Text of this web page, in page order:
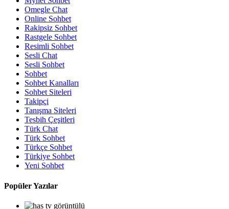
Omegle Chat
Online Sohbet
Rakipsiz Sohbet
Rastgele Sohbet
Resimli Sohbet
Sesli Chat
Sesli Sohbet
Sohbet
Sohbet Kanalları
Sohbet Siteleri
Takipçi
Tanışma Siteleri
Tesbih Çeşitleri
Türk Chat
Türk Sohbet
Türkçe Sohbet
Türkiye Sohbet
Yeni Sohbet
Popüler Yazılar